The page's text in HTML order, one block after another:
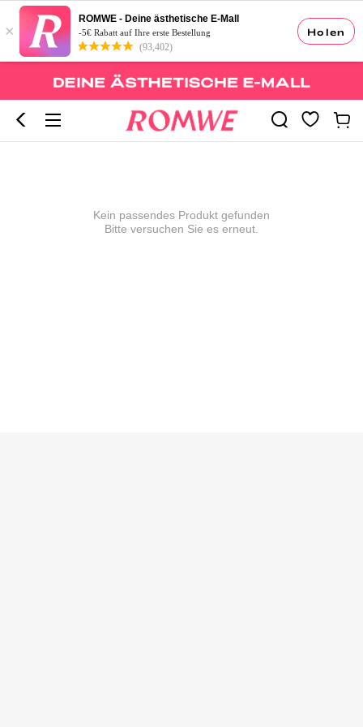
Holen
×
ROMWE - Deine ästhetische E-Mall
-5€ Rabatt auf Ihre erste Bestellung
(93,402)
Kein passendes Produkt gefunden
Bitte versuchen Sie es erneut.